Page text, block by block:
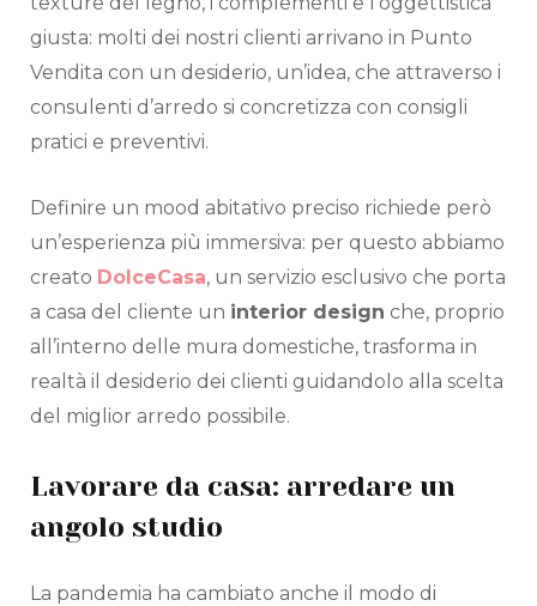
giusta: molti dei nostri clienti arrivano in Punto
Vendita con un desiderio, un’idea, che attraverso i
consulenti d’arredo si concretizza con consigli
pratici e preventivi.
Definire un mood abitativo preciso richiede però
un’esperienza più immersiva: per questo abbiamo
creato DolceCasa, un servizio esclusivo che porta
a casa del cliente un interior design che, proprio
all’interno delle mura domestiche, trasforma in
realtà il desiderio dei clienti guidandolo alla scelta
del miglior arredo possibile.
Lavorare da casa: arredare un
angolo studio
La pandemia ha cambiato anche il modo di